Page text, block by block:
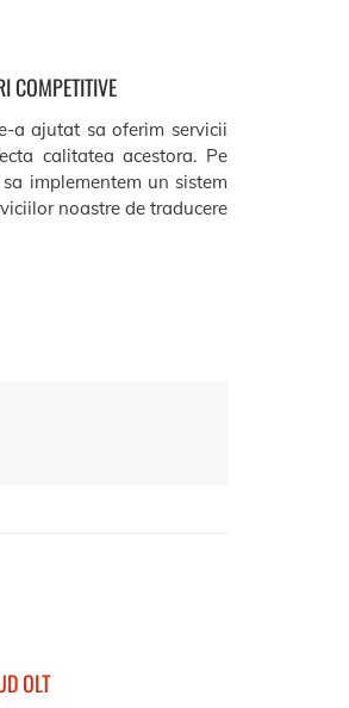
COMPETITIVE
a ajutat sa oferim servicii
calitatea acestora. Pe
implementem un sistem
noastre de traducere
OLT